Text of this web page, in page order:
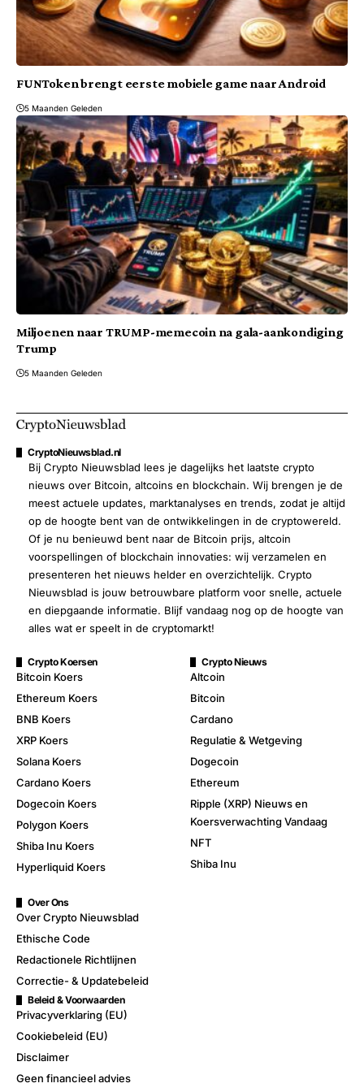
FUNToken brengt eerste mobiele game naar Android
5 Maanden Geleden
Miljoenen naar TRUMP-memecoin na gala-aankondiging
Trump
5 Maanden Geleden
CryptoNieuwsblad.nl
Bij Crypto Nieuwsblad lees je dagelijks het laatste crypto
nieuws over Bitcoin, altcoins en blockchain. Wij brengen je de
meest actuele updates, marktanalyses en trends, zodat je altijd
op de hoogte bent van de ontwikkelingen in de cryptowereld.
Of je nu benieuwd bent naar de Bitcoin prijs, altcoin
voorspellingen of blockchain innovaties: wij verzamelen en
presenteren het nieuws helder en overzichtelijk. Crypto
Nieuwsblad is jouw betrouwbare platform voor snelle, actuele
en diepgaande informatie. Blijf vandaag nog op de hoogte van
alles wat er speelt in de cryptomarkt!
Crypto Koersen
Bitcoin Koers
Ethereum Koers
BNB Koers
XRP Koers
Solana Koers
Cardano Koers
Dogecoin Koers
Polygon Koers
Shiba Inu Koers
Hyperliquid Koers
Crypto Nieuws
Altcoin
Bitcoin
Cardano
Regulatie & Wetgeving
Dogecoin
Ethereum
Ripple (XRP) Nieuws en
Koersverwachting Vandaag
NFT
Shiba Inu
Over Ons
Over Crypto Nieuwsblad
Ethische Code
Redactionele Richtlijnen
Correctie- & Updatebeleid
Beleid & Voorwaarden
Privacyverklaring (EU)
Cookiebeleid (EU)
Disclaimer
Geen financieel advies